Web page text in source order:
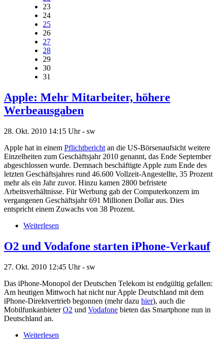
23
24
25
26
27
28
29
30
31
Apple: Mehr Mitarbeiter, höhere
Werbeausgaben
28. Okt. 2010 14:15 Uhr - sw
Apple hat in einem Pflichtbericht an die US-Börsenaufsicht weitere
Einzelheiten zum Geschäftsjahr 2010 genannt, das Ende September
abgeschlossen wurde. Demnach beschäftigte Apple zum Ende des
letzten Geschäftsjahres rund 46.600 Vollzeit-Angestellte, 35 Prozent
mehr als ein Jahr zuvor. Hinzu kamen 2800 befristete
Arbeitsverhältnisse. Für Werbung gab der Computerkonzern im
vergangenen Geschäftsjahr 691 Millionen Dollar aus. Dies
entspricht einem Zuwachs von 38 Prozent.
Weiterlesen
O2 und Vodafone starten iPhone-Verkauf
27. Okt. 2010 12:45 Uhr - sw
Das iPhone-Monopol der Deutschen Telekom ist endgültig gefallen:
Am heutigen Mittwoch hat nicht nur Apple Deutschland mit dem
iPhone-Direktvertrieb begonnen (mehr dazu hier), auch die
MobilfunkanbieterO2 und Vodafone bieten das Smartphone nun in
Deutschland an.
Weiterlesen